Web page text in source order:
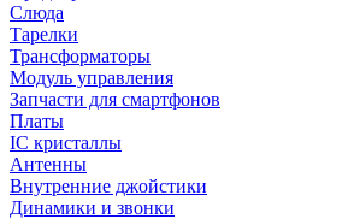
Слюда
Тарелки
Трансформаторы
Модуль управления
Запчасти для смартфонов
Платы
IC кристаллы
Антенны
Внутренние джойстики
Динамики и звонки